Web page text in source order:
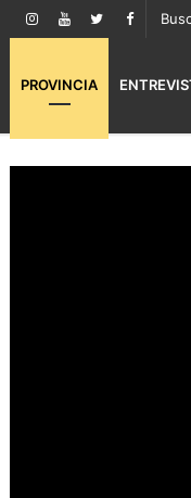
PROVINCIA